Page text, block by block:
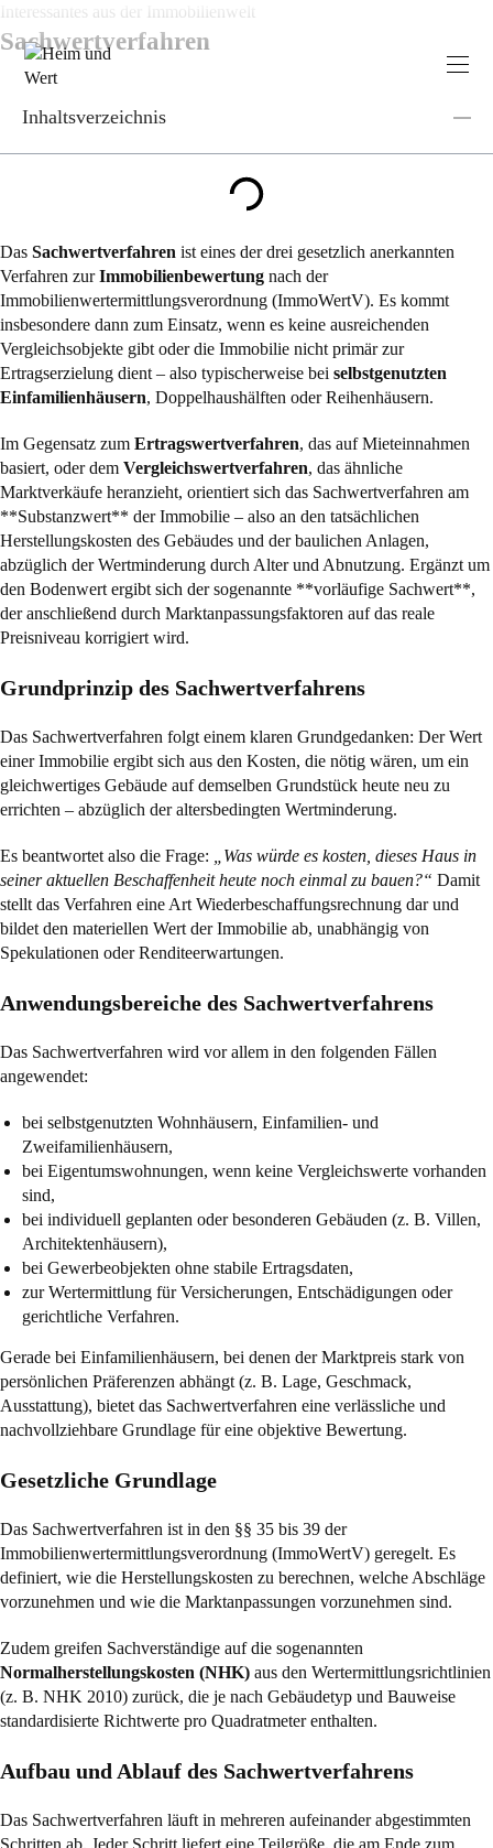
Zum
Inhalt
springen
Interessantes aus der Immobilienwelt
Sachwertverfahren
Inhaltsverzeichnis
Das Sachwertverfahren ist eines der drei gesetzlich anerkannten
Verfahren zurImmobilienbewertung nach der
Immobilienwertermittlungsverordnung (ImmoWertV). Es kommt
insbesondere dann zum Einsatz, wenn es keine ausreichenden
Vergleichsobjekte gibt oder die Immobilie nicht primär zur
Ertragserzielung dient – also typischerweise bei selbstgenutzten
Einfamilienhäusern, Doppelhaushälften oder Reihenhäusern.
Im Gegensatz zum Ertragswertverfahren, das auf Mieteinnahmen
basiert, oder dem Vergleichswertverfahren, das ähnliche
Marktverkäufe heranzieht, orientiert sich das Sachwertverfahren am
**Substanzwert** der Immobilie – also an den tatsächlichen
Herstellungskosten des Gebäudes und der baulichen Anlagen,
abzüglich der Wertminderung durch Alter und Abnutzung. Ergänzt um
den Bodenwert ergibt sich der sogenannte **vorläufige Sachwert**,
der anschließend durch Marktanpassungsfaktoren auf das reale
Preisniveau korrigiert wird.
Grundprinzip des Sachwertverfahrens
Das Sachwertverfahren folgt einem klaren Grundgedanken: Der Wert
einer Immobilie ergibt sich aus den Kosten, die nötig wären, um ein
gleichwertiges Gebäude auf demselben Grundstück heute neu zu
errichten – abzüglich der altersbedingten Wertminderung.
Es beantwortet also die Frage:
„Was würde es kosten, dieses Haus in
seiner aktuellen Beschaffenheit heute noch einmal zu bauen?“ Damit
stellt das Verfahren eine Art Wiederbeschaffungsrechnung dar und
bildet den materiellen Wert der Immobilie ab, unabhängig von
Spekulationen oder Renditeerwartungen.
Anwendungsbereiche des Sachwertverfahrens
Das Sachwertverfahren wird vor allem in den folgenden Fällen
angewendet:
bei selbstgenutzten Wohnhäusern, Einfamilien- und
Zweifamilienhäusern,
bei Eigentumswohnungen, wenn keine Vergleichswerte vorhanden
sind,
bei individuell geplanten oder besonderen Gebäuden (z. B. Villen,
Architektenhäusern),
bei Gewerbeobjekten ohne stabile Ertragsdaten,
zur Wertermittlung für Versicherungen, Entschädigungen oder
gerichtliche Verfahren.
Gerade bei Einfamilienhäusern, bei denen der Marktpreis stark von
persönlichen Präferenzen abhängt (z. B. Lage, Geschmack,
Ausstattung), bietet das Sachwertverfahren eine verlässliche und
nachvollziehbare Grundlage für eine objektive Bewertung.
Gesetzliche Grundlage
Das Sachwertverfahren ist in den §§ 35 bis 39 der
Immobilienwertermittlungsverordnung (ImmoWertV) geregelt. Es
definiert, wie die Herstellungskosten zu berechnen, welche Abschläge
vorzunehmen und wie die Marktanpassungen vorzunehmen sind.
Zudem greifen Sachverständige auf die sogenannten
Normalherstellungskosten (NHK) aus den Wertermittlungsrichtlinien
(z. B. NHK 2010) zurück, die je nach Gebäudetyp und Bauweise
standardisierte Richtwerte pro Quadratmeter enthalten.
Aufbau und Ablauf des Sachwertverfahrens
Das Sachwertverfahren läuft in mehreren aufeinander abgestimmten
Schritten ab. Jeder Schritt liefert eine Teilgröße, die am Ende zum